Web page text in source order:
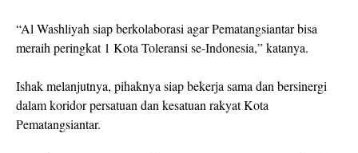
“Al Washliyah siap berkolaborasi agar Pematangsiantar bisa
meraih peringkat 1 Kota Toleransi se-Indonesia,” katanya.
Ishak melanjutnya, pihaknya siap bekerja sama dan bersinergi
dalam koridor persatuan dan kesatuan rakyat Kota
Pematangsiantar.